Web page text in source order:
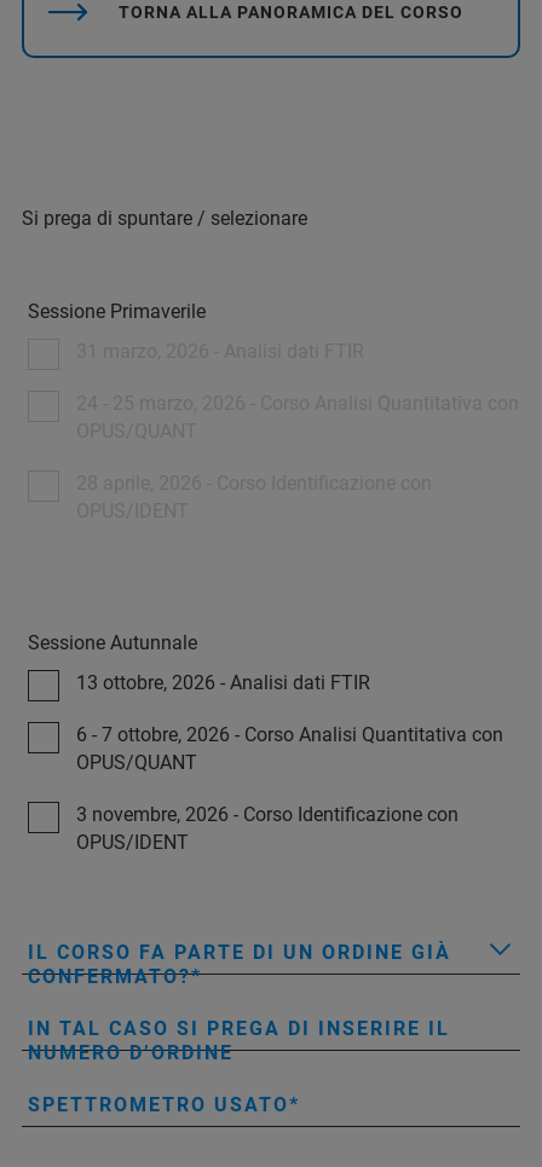
TORNA ALLA PANORAMICA DEL CORSO
Si prega di spuntare / selezionare
Sessione Primaverile
Sessione Autunnale
13 ottobre, 2026 - Analisi dati FTIR
6 - 7 ottobre, 2026 - Corso Analisi Quantitativa con
OPUS/QUANT
3 novembre, 2026 - Corso Identificazione con
OPUS/IDENT
IL CORSO FA PARTE DI UN ORDINE GIÀ
CONFERMATO?
IN TAL CASO SI PREGA DI INSERIRE IL
NUMERO D’ORDINE
SPETTROMETRO USATO